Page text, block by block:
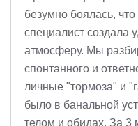
безумно боялась,
специалист создала
атмосферу. Мы
спонтанного и
личные "тормоза" и
было в банальной
телом и обидах. За 3